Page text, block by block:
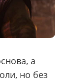
а
но без